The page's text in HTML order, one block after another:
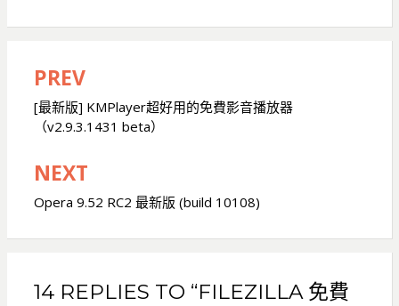
文
章
導
覽
PREV
[最新版] KMPlayer超好用的免費影音播放器
（v2.9.3.1431 beta）
NEXT
Opera 9.52 RC2 最新版 (build 10108)
14 REPLIES TO “FILEZILLA 免費